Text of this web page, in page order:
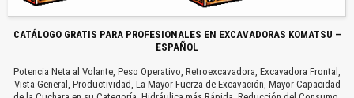
CATÁLOGO GRATIS PARA PROFESIONALES EN EXCAVADORAS KOMATSU –
ESPAÑOL
Potencia Neta al Volante, Peso Operativo, Retroexcavadora, Excavadora Frontal,
Vista General, Productividad, La Mayor Fuerza de Excavación, Mayor Capacidad